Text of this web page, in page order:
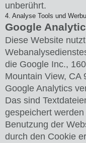
unberührt.
4. Analyse Tools und
Google
Diese Website
die Google Inc.,
Mountain View, CA
Google Analytics
Das sind
gespeichert
Benutzung der
durch den Cookie